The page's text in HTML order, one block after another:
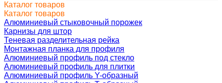
Каталог товаров
Каталог товаров
Алюминиевый стыковочный порожек
Карнизы для штор
Теневая разделительная рейка
Монтажная планка для профиля
Алюминиевый профиль под стекло
Алюминиевый профиль для плитки
Алюминиевый профиль Y-образный